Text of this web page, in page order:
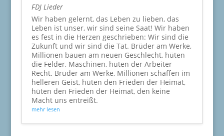
FDJ Lieder
Wir haben gelernt, das Leben zu lieben, das
Leben ist unser, wir sind seine Saat! Wir haben
es fest in die Herzen geschrieben: Wir sind die
Zukunft und wir sind die Tat. Brüder am Werke,
Millionen bauen am neuen Geschlecht, hüten
die Felder, Maschinen, hüten der Arbeiter
Recht. Brüder am Werke, Millionen schaffen im
helleren Geist, hüten den Frieden der Heimat,
hüten den Frieden der Heimat, den keine
Macht uns entreißt.
mehr lesen